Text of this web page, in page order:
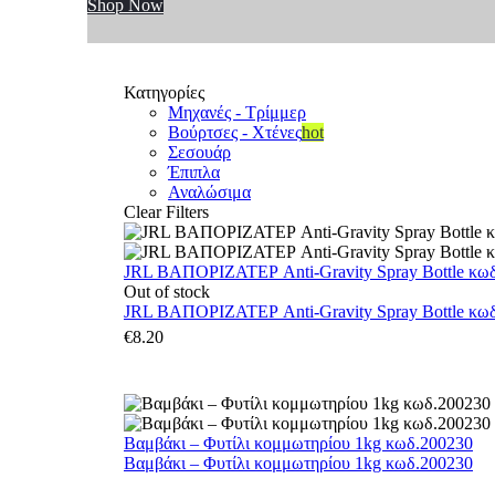
Shop Now
Κατηγορίες
Μηχανές - Τρίμμερ
Βούρτσες - Χτένεςhot
Σεσουάρ
Έπιπλα
Αναλώσιμα
Clear Filters
JRL ΒΑΠΟΡΙΖΑΤΕΡ Anti-Gravity Spray Bottle
Out of stock
JRL ΒΑΠΟΡΙΖΑΤΕΡ Anti-Gravity Spray Bottle
€8.20
Βαμβάκι – Φυτίλι κομμωτηρίου 1kg κωδ.200230
Βαμβάκι – Φυτίλι κομμωτηρίου 1kg κωδ.200230